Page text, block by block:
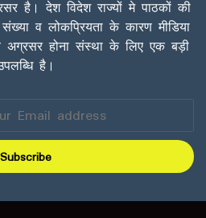
है। देश विदेश राज्यों मे पाठकों की
व लोकप्रियता के कारण मीडिया
होना संस्था के लिए एक बड़ी
है।